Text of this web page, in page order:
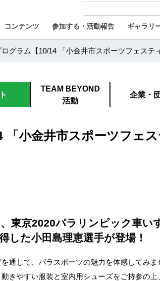
コンテンツ 参加する・活動報告 ギャラリ
グラム【10/14 「小金井市スポーツフェステ
TEAM BEYOND
活動
企業・
小金井市スポーツフェ
東京2020パラリンピック車い
した小田島理恵選手が登場！
通じて、パラスポーツの魅力を体感してみ
きやすい服装と室内用シューズをご持参の上